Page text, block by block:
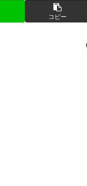
コピー